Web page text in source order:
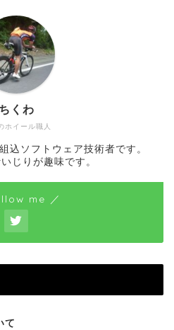
ホイール職人
ちくわ
込ソフトウェア技術者です。
じりが趣味です。
me ／
て